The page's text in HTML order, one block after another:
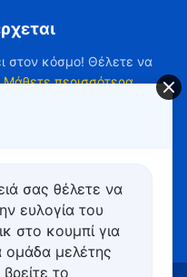
στον κόσμο! Θέλετε να
Μάθετε περισσότερα
Messenger
σας θέλετε να
ευλογία του
στο κουμπί για
ομάδα μελέτης
το